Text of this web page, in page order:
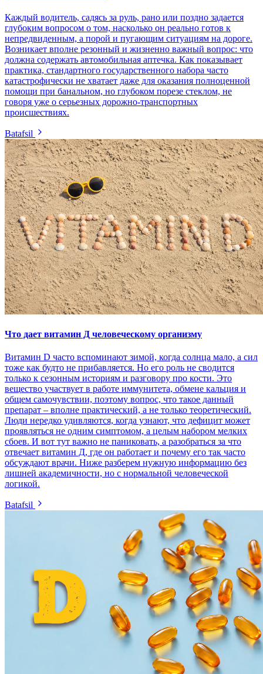
Каждый водитель, садясь за руль, рано или поздно задается
глубоким вопросом о том, насколько он реально готов к
непредвиденным, а порой и пугающим ситуациям на дороге.
Возникает вполне резонный и жизненно важный вопрос: что
должна содержать автомобильная аптечка. Как показывает
практика, стандартного государственного набора часто
катастрофически не хватает даже для оказания полноценной
помощи при банальном, но глубоком порезе стеклом, не
говоря уже о серьезных дорожно-транспортных
происшествиях.
Batafsil
Что дает витамин Д человеческому организму
Витамин D часто вспоминают зимой, когда солнца мало, а сил
тоже как будто не прибавляется. Но его роль не сводится
только к сезонным историям и разговору про кости. Это
вещество участвует в работе иммунитета, обмене кальция и
общем самочувствии, поэтому вопрос, что такое данный
препарат – вполне практический, а не только теоретический.
Люди нередко удивляются, когда узнают, что дефицит может
проявляться не одним симптомом, а целым набором мелких
сбоев. И вот тут важно не паниковать, а разобраться за что
отвечает витамин Д, где он работает и почему его так часто
обсуждают врачи. Ниже разберем нужную информацию без
лишней академичности, но с нормальной человеческой
логикой.
Batafsil